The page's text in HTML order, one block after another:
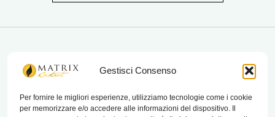
Gestisci Consenso
Per fornire le migliori esperienze, utilizziamo tecnologie come i cookie
per memorizzare e/o accedere alle informazioni del dispositivo. Il
matrix bistrot